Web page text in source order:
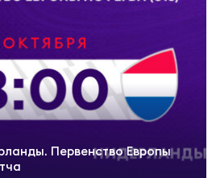
Первенство Европы